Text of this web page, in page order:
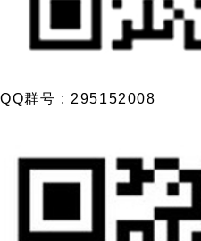
QQ群号 : 295152008